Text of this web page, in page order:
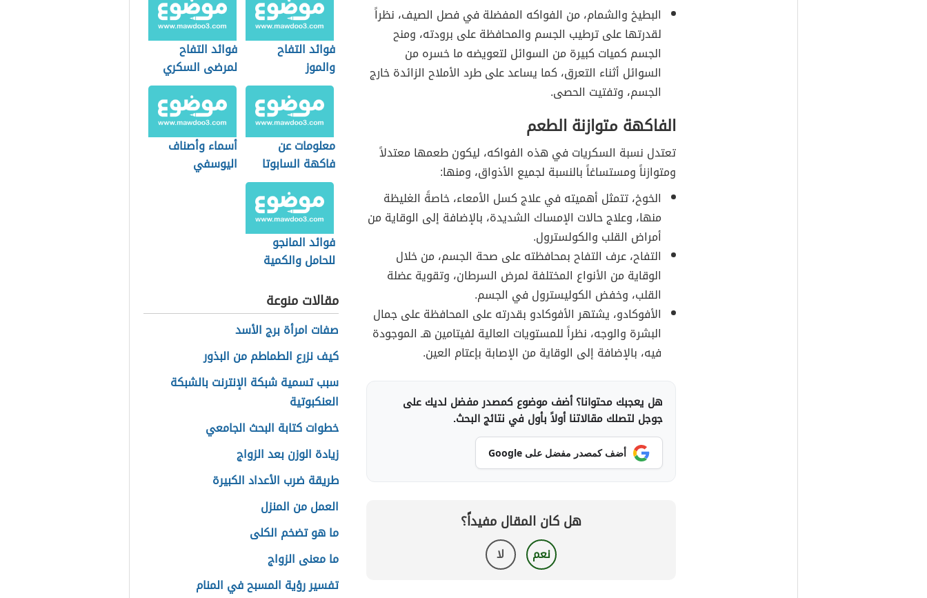
البطيخ والشمام، من الفواكه المفضلة في فصل الصيف، نظراً
لقدرتها على ترطيب الجسم والمحافظة على برودته، ومنح
الجسم كميات كبيرة من السوائل لتعويضه ما خسره من
السوائل أثناء التعرق، كما يساعد على طرد الأملاح الزائدة خارج
الجسم، وتفتيت الحصى.
الفاكهة متوازنة الطعم
تعتدل نسبة السكريات في هذه الفواكه، ليكون طعمها معتدلاً
ومتوازناً ومستساغاً بالنسبة لجميع الأذواق، ومنها:
الخوخ، تتمثل أهميته في علاج كسل الأمعاء، خاصةً الغليظة
منها، وعلاج حالات الإمساك الشديدة، بالإضافة إلى الوقاية من
أمراض القلب والكولسترول.
التفاح، عرف التفاح بمحافظته على صحة الجسم، من خلال
الوقاية من الأنواع المختلفة لمرض السرطان، وتقوية عضلة
القلب، وخفض الكوليسترول في الجسم.
الأفوكادو، يشتهر الأفوكادو بقدرته على المحافظة على جمال
البشرة والوجه، نظراً للمستويات العالية لفيتامين هـ الموجودة
فيه، بالإضافة إلى الوقاية من الإصابة بإعتام العين.
هل يعجبك محتوانا؟ أضف موضوع كمصدر مفضل لديك على
جوجل لتصلك مقالاتنا أولاً بأول في نتائج البحث.
أضف كمصدر مفضل على Google
هل كان المقال مفيداً؟
نعم لا
فوائد التفاح
والموز
فوائد التفاح
لمرضى السكري
معلومات عن
فاكهة السابوتا
أسماء وأصناف
اليوسفي
فوائد المانجو
للحامل والكمية
مقالات منوعة
صفات امرأة برج الأسد
كيف نزرع الطماطم من البذور
سبب تسمية شبكة الإنترنت بالشبكة
العنكبوتية
خطوات كتابة البحث الجامعي
زيادة الوزن بعد الزواج
طريقة ضرب الأعداد الكبيرة
العمل من المنزل
ما هو تضخم الكلى
ما معنى الزواج
تفسير رؤية المسبح في المنام